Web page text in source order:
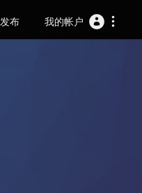
发布 我的帐户